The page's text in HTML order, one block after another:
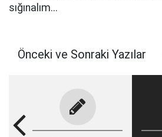
sığınalım...
Önceki ve Sonraki Yazılar